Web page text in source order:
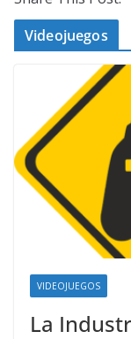
Videojuegos
VIDEOJUEGOS
La